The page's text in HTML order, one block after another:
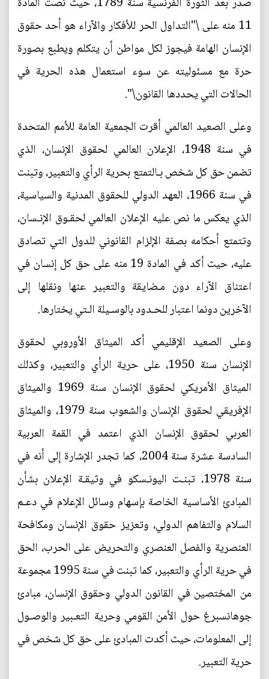
11 منه على \"التداول الحر للأفكار والآراء هو أحد حقوق
الإنسان الهامة فيجوز لكل مواطن أن يتكلم ويطبع بصورة
حرة مع مسئوليته عن سوء استعمال هذه الحرية في
الحالات التي يحددها القانون\".
وعلى الصعيد العالمي أقرت الجمعية العامة للأمم المتحدة
في سنة 1948، الإعلان العالمي لحقوق الإنسان، الذي
تضمن حق كل شخص بـالتمتع بحرية الرأي والتعبير، وتبنت
في سنة 1966، العهد الدولي للحقوق المدنية والسياسية،
الذي يعكس ما نص عليه الإعلان العالمي لحقـوق الإنـسان،
وتتمتع أحكامه بصفة الإلزام القانوني للدول التي تصادق
عليه، حيث أكد في المادة 19 منه على حق كل إنسان في
اعتناق الآراء دون مـضايقة والتعبير عنها ونقلها إلى
الآخرين دونما اعتبار للحـدود بالوسـيلة الـتي يختارها.
وعلى الصعيد الإقليمي أكد الميثاق الأوروبي لحقوق
الإنسان سنة 1950، على حرية الرأي والتعبير، وكذلك
الميثاق الأمريكي لحقوق الإنسان سنة 1969 والميثاق
الإفريقي لحقوق الإنسان والشعوب سنة 1979، والميثاق
العربي لحقوق الإنسان الذي اعتمد في القمة العربية
السادسة عشرة سنة 2004، كما تجدر الإشارة إلى أنه في
سنة 1978، تبنـت اليونـسكو في وثيقـة الإعلان بشأن
المبادئ الأساسية الخاصة بإسهام وسائل الإعلام في دعـم
السلام والتفاهم الدولي، وتعزيز حقوق الإنسان ومكافحة
العنصرية والفصل العنصري والتحريض على الحرب، الحق
في حرية الرأي والتعبير، كما تبنت في سنة 1995 مجموعة
من المختصين في القانون الدولي وحقوق الإنسان، مبادئ
جوهانسبرغ حول الأمن القومي وحرية التعـبير والوصـول
إلى المعلومات، حيث أكدت المبادئ على حق كل شخص في
حرية التعبير.